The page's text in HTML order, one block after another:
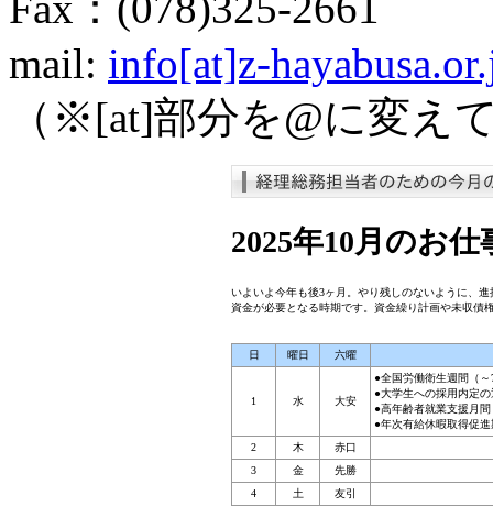
mail: info[at]z-
（※[at]部分を@に変え
2025年10月のお
いよいよ今年も後3ヶ月。やり残しのないように、
資金が必要となる時期です。資金繰り計画や未収債
日 曜日 六曜
1 水 大安
●全国労働衛生週間（
●大学生への採用内定
●高年齢者就業支援月
●年次有給休暇取得促
2
木
赤口
3
金
先勝
4
土
友引